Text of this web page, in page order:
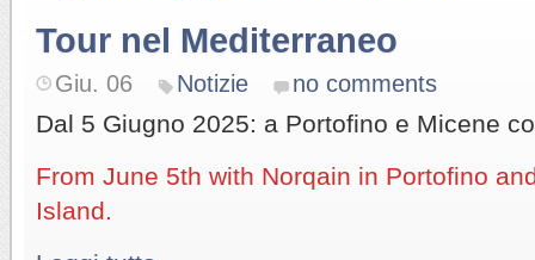
Tour nel Mediterraneo
Giu. 06 Notizie no comments
Dal 5 Giugno 2025: a Portofino e Micene
From June 5th with Norqain in Portofino
Island.